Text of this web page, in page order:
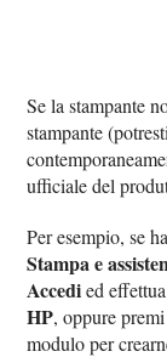
Se la stampante
stampante
ufficiale del
Per esempio, se
Stampa e
Accedied
HP, oppure
modulo per